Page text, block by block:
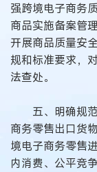
强跨境电子商务
商品实施备案管
开展商品质量安
规和标准要求，
法查处。
五、明确规范
商务零售出口货
境电子商务零售
内消费、公平竞